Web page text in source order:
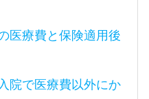
医療費と保険適用後
院で医療費以外にか